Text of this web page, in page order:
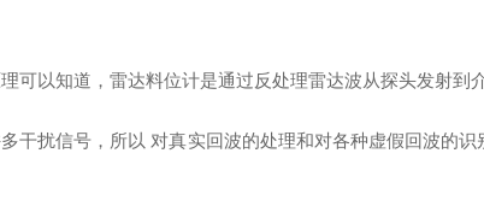
可以知道，雷达料位计是通过反处理雷达波从探头发射到
干扰信号，所以 对真实回波的处理和对各种虚假回波的